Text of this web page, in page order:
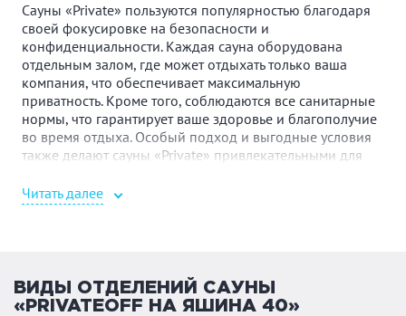
Сауны «Private» пользуются популярностью благодаря
своей фокусировке на безопасности и
конфиденциальности. Каждая сауна оборудована
отдельным залом, где может отдыхать только ваша
компания, что обеспечивает максимальную
приватность. Кроме того, соблюдаются все санитарные
нормы, что гарантирует ваше здоровье и благополучие
во время отдыха. Особый подход и выгодные условия
также делают сауны «Private» привлекательными для
предоплаты, а наши сотрудники всегда готовы учесть
ваши особые пожелания и обеспечить отдых на
или общественном транспорте. Удобным ориентиром
является остановка «Павленко». Чтобы забронировать
Читать далее
ВИДЫ ОТДЕЛЕНИЙ САУНЫ
«PRIVATEOFF НА ЯШИНА 40»